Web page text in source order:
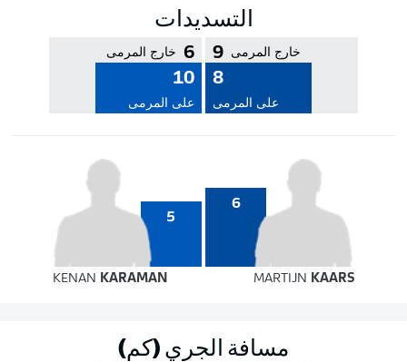
التسديدات
9 خارج المرمى
8
على المرمى
6 خارج المرمى
10
على المرمى
6
5
KENAN KARAMAN MARTIJN KAARS
مسافة الجري (كم)